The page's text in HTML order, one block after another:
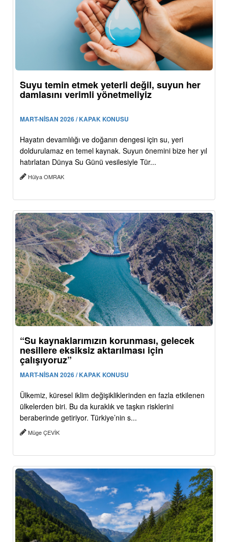
Suyu temin etmek yeterli değil, suyun her
damlasını verimli yönetmeliyiz
MART-NİSAN 2026 / KAPAK KONUSU
Hayatın devamlılığı ve doğanın dengesi için su, yeri
doldurulamaz en temel kaynak. Suyun önemini bize her yıl
hatırlatan Dünya Su Günü vesilesiyle Tür...
Hülya OMRAK
“Su kaynaklarımızın korunması, gelecek
nesillere eksiksiz aktarılması için
çalışıyoruz”
MART-NİSAN 2026 / KAPAK KONUSU
Ülkemiz, küresel iklim değişikliklerinden en fazla etkilenen
ülkelerden biri. Bu da kuraklık ve taşkın risklerini
beraberinde getiriyor. Türkiye’nin s...
Müge ÇEVİK